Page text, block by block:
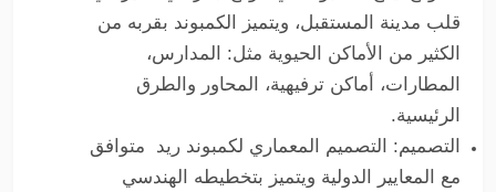
قلب مدينة المستقبل، ويتميز الكمبوند بقربه من
الكثير من الأماكن الحيوية مثل: المدارس،
المطارات، أماكن ترفيهية، المحاور والطرق
الرئيسية.
التصميم: التصميم المعماري لكمبوند ريد متوافق
مع المعايير الدولية ويتميز بتخطيطه الهندسي